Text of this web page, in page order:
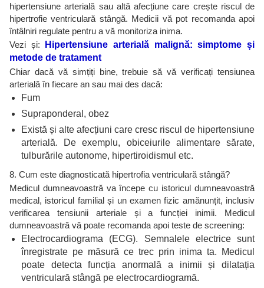
hipertensiune arterială sau altă afecțiune care crește riscul de
hipertrofie ventriculară stângă. Medicii vă pot recomanda apoi
întâlniri regulate pentru a vă monitoriza inima.
Vezi și:
Hipertensiune arterială malignă: simptome și
metode de tratament
Chiar dacă vă simțiți bine, trebuie să vă verificați tensiunea
arterială în fiecare an sau mai des dacă:
Fum
Supraponderal, obez
Există și alte afecțiuni care cresc riscul de hipertensiune
arterială. De exemplu, obiceiurile alimentare sărate,
tulburările autonome, hipertiroidismul etc.
8. Cum este diagnosticată hipertrofia ventriculară stângă?
Medicul dumneavoastră va începe cu istoricul dumneavoastră
medical, istoricul familial și un examen fizic amănunțit, inclusiv
verificarea tensiunii arteriale și a funcției inimii. Medicul
dumneavoastră vă poate recomanda apoi teste de screening:
Electrocardiograma (ECG). Semnalele electrice sunt
înregistrate pe măsură ce trec prin inima ta. Medicul
poate detecta funcția anormală a inimii și dilatația
ventriculară stângă pe electrocardiogramă.